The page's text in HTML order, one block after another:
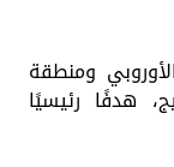
ومنطقة
هدفًا رئيسيًا